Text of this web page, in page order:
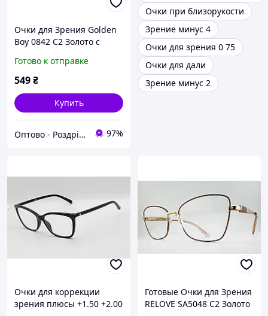
Очки для Зрения Golden
Boy 0842 C2 Золото с
+5.00), Полуободковые
Очки с Диоптриями
Готово к отправке
549₴
Купить
Оптово - Роздрібний інтернет - магазин "MONDO" 97%
Очки при близорукости
Зрение минус 4
Очки для зрения 0 75
Очки для дали
Зрение минус 2
Очки для коррекции
зрения плюсы +1.50 +2.00
Готовые Очки для Зрения
RELOVE SA5048 С2 Золото